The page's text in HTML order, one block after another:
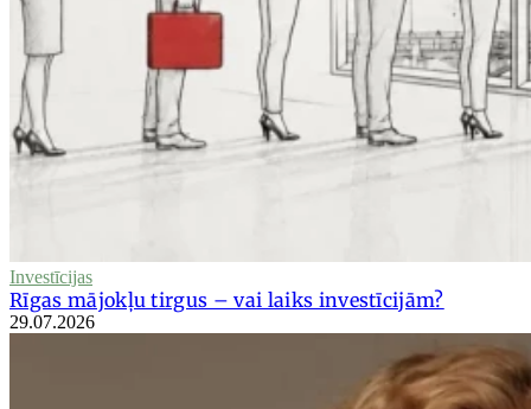
Investīcijas
Rīgas mājokļu tirgus – vai laiks investīcijām?
29.07.2026